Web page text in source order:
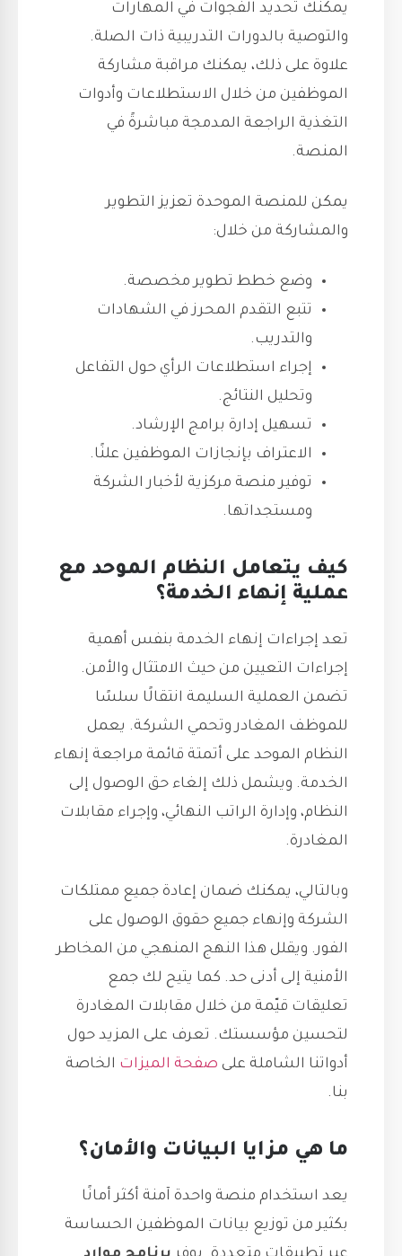
يمكنك تحديد الفجوات في المهارات
والتوصية بالدورات التدريبية ذات الصلة.
علاوة على ذلك، يمكنك مراقبة مشاركة
الموظفين من خلال الاستطلاعات وأدوات
التغذية الراجعة المدمجة مباشرةً في
المنصة.
يمكن للمنصة الموحدة تعزيز التطوير
والمشاركة من خلال:
وضع خطط تطوير مخصصة.
تتبع التقدم المحرز في الشهادات
والتدريب.
إجراء استطلاعات الرأي حول التفاعل
وتحليل النتائج.
تسهيل إدارة برامج الإرشاد.
الاعتراف بإنجازات الموظفين علنًا.
توفير منصة مركزية لأخبار الشركة
ومستجداتها.
كيف يتعامل النظام الموحد مع
عملية إنهاء الخدمة؟
تعد إجراءات إنهاء الخدمة بنفس أهمية
إجراءات التعيين من حيث الامتثال والأمن.
تضمن العملية السليمة انتقالًا سلسًا
للموظف المغادر وتحمي الشركة. يعمل
النظام الموحد على أتمتة قائمة مراجعة إنهاء
الخدمة. ويشمل ذلك إلغاء حق الوصول إلى
النظام، وإدارة الراتب النهائي، وإجراء مقابلات
المغادرة.
وبالتالي، يمكنك ضمان إعادة جميع ممتلكات
الشركة وإنهاء جميع حقوق الوصول على
الفور. ويقلل هذا النهج المنهجي من المخاطر
الأمنية إلى أدنى حد. كما يتيح لك جمع
تعليقات قيّمة من خلال مقابلات المغادرة
لتحسين مؤسستك. تعرف على المزيد حول
أدواتنا الشاملة على صفحة الميزات الخاصة
بنا.
ما هي مزايا البيانات والأمان؟
يعد استخدام منصة واحدة آمنة أكثر أمانًا
بكثير من توزيع بيانات الموظفين الحساسة